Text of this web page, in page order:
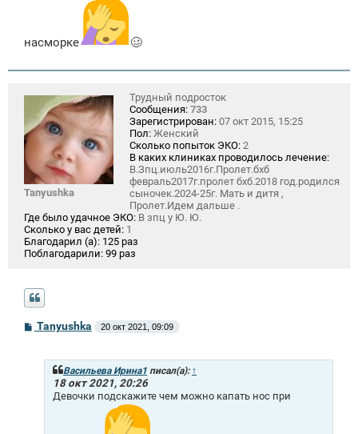
е
насморке 🥴
Tanyushka
Трудный подросток
Сообщения: 733
Зарегистрирован: 07 окт 2015, 15:25
Пол: Женский
Сколько попыток ЭКО: 2
В каких клиниках проводилось лечение:
В.Зпц.июль2016г.Пролет.бхб
февраль2017г.пролет бхб.2018 год.родился
сыночек.2024-25г. Мать и дитя ,
Пролет.Идем дальше .
Где было удачное ЭКО: В зпц у Ю. Ю.
Сколько у вас детей: 1
Благодарил (а): 125 раз
Поблагодарили: 99 раз
СTanyushka 20 окт 2021, 09:09
Васильева Ирина1 писал(а): ↑
18 окт 2021, 20:26
Девочки подскажите чем можно капать нос при